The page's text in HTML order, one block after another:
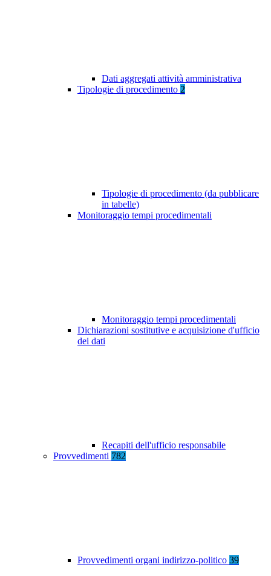
Dati aggregati attività amministrativa
Tipologie di procedimento 2
Tipologie di procedimento (da pubblicare
in tabelle)
Monitoraggio tempi procedimentali
Monitoraggio tempi procedimentali
Dichiarazioni sostitutive e acquisizione d'ufficio
dei dati
Recapiti dell'ufficio responsabile
Provvedimenti 782
Provvedimenti organi indirizzo-politico 39